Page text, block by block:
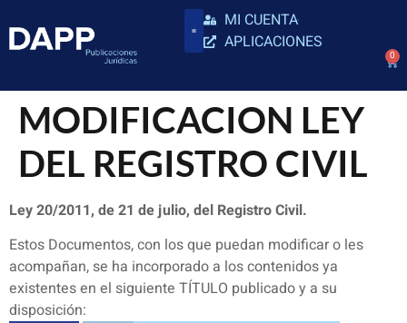
MI CUENTA
APLICACIONES
0
MODIFICACION LEY
DEL REGISTRO CIVIL
Ley 20/2011, de 21 de julio, del Registro Civil.
Estos Documentos, con los que puedan modificar o les
acompañan, se ha incorporado a los contenidos ya
existentes en el siguiente TÍTULO publicado y a su
disposición: